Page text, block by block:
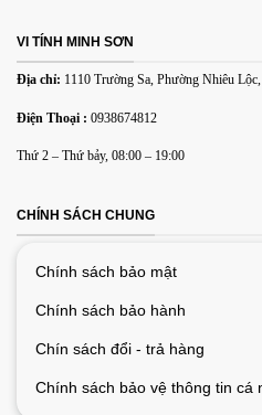
Email*
cho lần bình luận kế tiếp của tôi.
VI TÍNH MINH SƠN
Địa chỉ: 1110 Trường Sa, Phường Nhiêu
Điện Thoại : 0938674812
Thứ 2 – Thứ bảy, 08:00 – 19:00
CHÍNH SÁCH CHUNG
Chính sách bảo mật
Chính sách bảo hành
Chín sách đổi - trả hàng
Chính sách bảo vệ thông tin cá